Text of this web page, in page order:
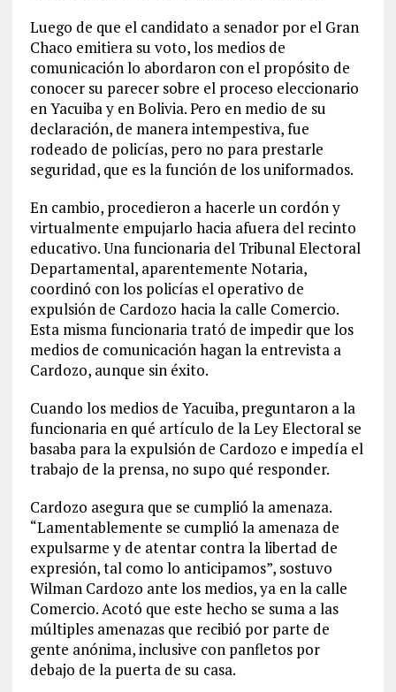
Luego de que el candidato a senador por el Gran
Chaco emitiera su voto, los medios de
comunicación lo abordaron con el propósito de
conocer su parecer sobre el proceso eleccionario
en Yacuiba y en Bolivia. Pero en medio de su
declaración, de manera intempestiva, fue
rodeado de policías, pero no para prestarle
seguridad, que es la función de los uniformados.
En cambio, procedieron a hacerle un cordón y
virtualmente empujarlo hacia afuera del recinto
educativo. Una funcionaria del Tribunal Electoral
Departamental, aparentemente Notaria,
coordinó con los policías el operativo de
expulsión de Cardozo hacia la calle Comercio.
Esta misma funcionaria trató de impedir que los
medios de comunicación hagan la entrevista a
Cardozo, aunque sin éxito.
Cuando los medios de Yacuiba, preguntaron a la
funcionaria en qué artículo de la Ley Electoral se
basaba para la expulsión de Cardozo e impedía el
trabajo de la prensa, no supo qué responder.
Cardozo asegura que se cumplió la amenaza.
“Lamentablemente se cumplió la amenaza de
expulsarme y de atentar contra la libertad de
expresión, tal como lo anticipamos”, sostuvo
Wilman Cardozo ante los medios, ya en la calle
Comercio. Acotó que este hecho se suma a las
múltiples amenazas que recibió por parte de
gente anónima, inclusive con panfletos por
debajo de la puerta de su casa.